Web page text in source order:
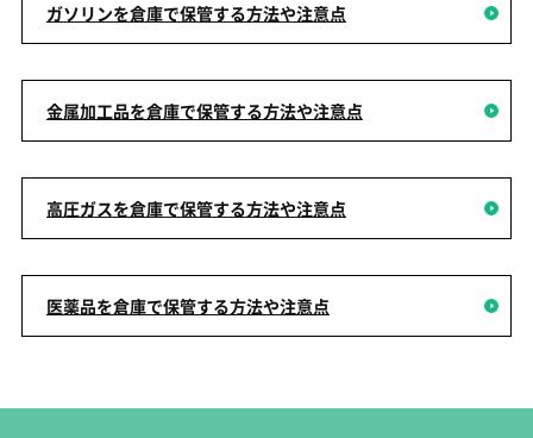
ガソリンを倉庫で保管する方法や注意点
金属加工品を倉庫で保管する方法や注意点
高圧ガスを倉庫で保管する方法や注意点
医薬品を倉庫で保管する方法や注意点